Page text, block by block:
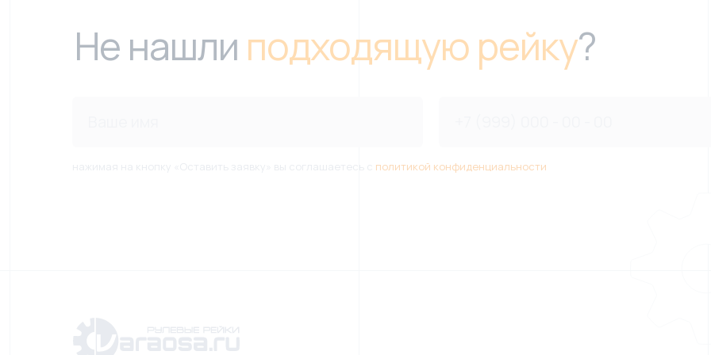
Не нашли подходящую рейку?
политикой конфиденциальности